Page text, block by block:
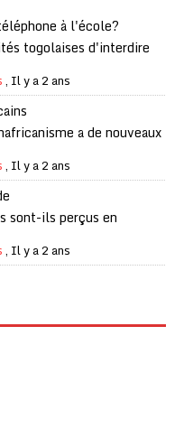
à l'école?
togolaises d'interdire
, Il y a 2 ans
a de nouveaux
, Il y a 2 ans
sont-ils perçus en
, Il y a 2 ans